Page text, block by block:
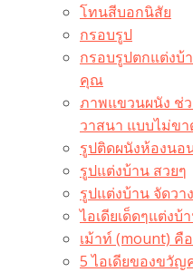
โทนสีบอกนิสัย
กรอบรูป
กรอบรูปตกแต่งบ้
คุณ
ภาพแขวนผนัง ช่ว
วาสนา แบบไม่ขา
รูปติดผนังห้องนอ
รูปแต่งบ้าน สวยๆ
รูปแต่งบ้าน จัดว
ไอเดียเด็ดๆแต่ง
เม้าท์ (mount) คื
5 ไอเดียของขวั